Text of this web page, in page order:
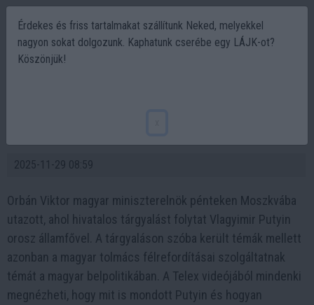
2025-11-29 08:59
Orbán Viktor magyar miniszterelnök pénteken Moszkvába
utazott, ahol hivatalos tárgyalást folytat Vlagyimir Putyin
orosz államfővel. A tárgyaláson szóba került témák mellett
azonban a magyar tolmács félrefordításai szolgáltatnak
témát a magyar belpolitikában. A Telex videójából mindenki
megnézheti, hogy mit is mondott Putyin és hogyan
Érdekes és friss tartalmakat szállítunk Neked, melyekkel
nagyon sokat dolgozunk. Kaphatunk cserébe egy LÁJK-ot?
Köszönjük!